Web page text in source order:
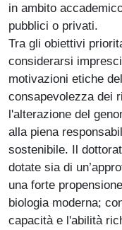
in ambito
pubblici o privati.
Tra gli obiettivi
considerarsi
motivazioni etiche
consapevolezza dei
l'alterazione del
alla piena
sostenibile. Il
dotate sia di
una forte
biologia moderna;
capacità e l'abilità